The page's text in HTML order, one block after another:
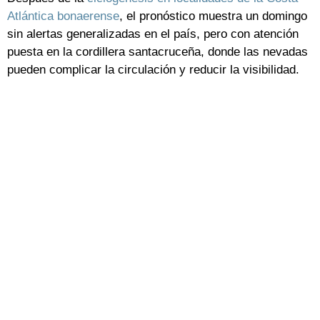
Atlántica bonaerense, el pronóstico muestra un domingo
sin alertas generalizadas en el país, pero con atención
puesta en la cordillera santacruceña, donde las nevadas
pueden complicar la circulación y reducir la visibilidad.